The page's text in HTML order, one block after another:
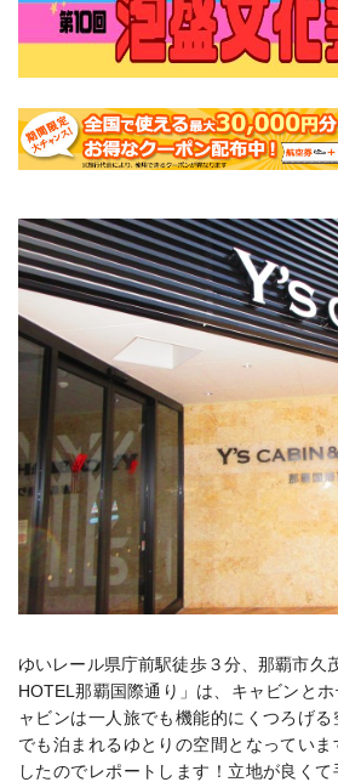
ゆいレール県庁前駅徒歩３分、那覇市久
HOTEL那覇国際通り」は、キャビンとホ
ャビンは一人旅でも機能的にくつろげる
でも泊まれるゆとりの空間となっていま
したのでレポートします！立地が良く